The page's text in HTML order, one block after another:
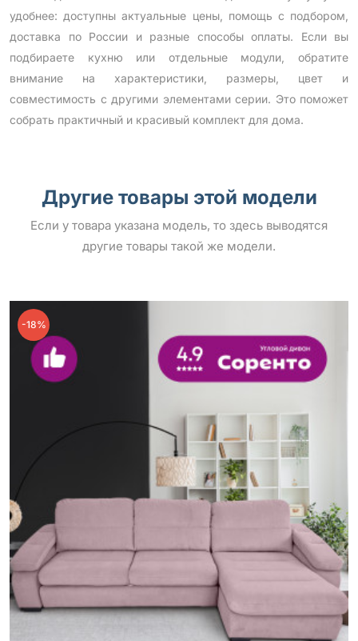
удобнее: доступны актуальные цены, помощь с подбором,
доставка по России и разные способы оплаты. Если вы
подбираете кухню или отдельные модули, обратите
внимание на характеристики, размеры, цвет и
совместимость с другими элементами серии. Это поможет
собрать практичный и красивый комплект для дома.
Другие товары этой модели
Если у товара указана модель, то здесь выводятся
другие товары такой же модели.
-18%